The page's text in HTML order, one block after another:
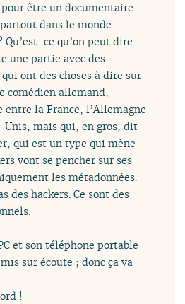
être un documentaire
dans le monde.
Qu’est-ce qu’on peut dire
une partie avec des
ont des choses à dire sur
comédien allemand,
entre la France, l’Allemagne
Unis, mais qui, en gros, dit
qui est un type qui mène
vont se pencher sur ses
les métadonnées.
des hackers. Ce sont des
et son téléphone portable
sur écoute ; donc ça va
!